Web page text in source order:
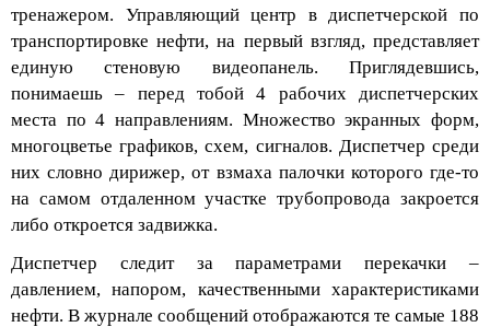
тренажером. Управляющий центр в диспетчерской по
транспортировке нефти, на первый взгляд, представляет
единую стеновую видеопанель. Приглядевшись,
понимаешь – перед тобой 4 рабочих диспетчерских
места по 4 направлениям. Множество экранных форм,
многоцветье графиков, схем, сигналов. Диспетчер среди
них словно дирижер, от взмаха палочки которого где-то
на самом отдаленном участке трубопровода закроется
либо откроется задвижка.
Диспетчер следит за параметрами перекачки –
давлением, напором, качественными характеристиками
нефти. В журнале сообщений отображаются те самые 188